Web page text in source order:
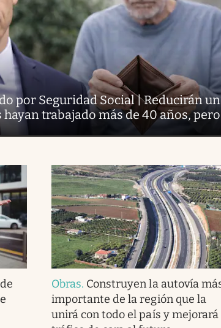
por Seguridad Social | Reducirán un
hayan trabajado más de 40 años, pero
Obras. Construyen la autovía
importante de la región que la
unirá con todo el país y mejorará